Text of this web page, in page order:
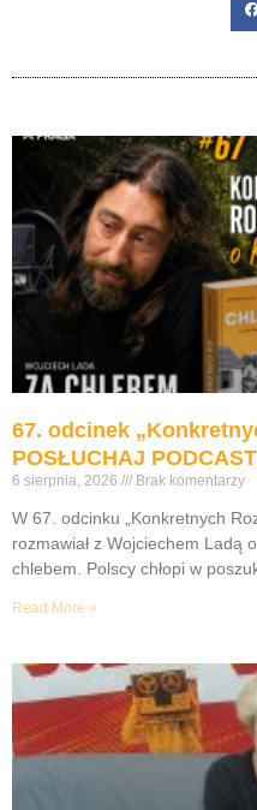
67. odcinek
POSŁUCHAJ
6 sierpnia, 2026 Brak komentarzy
W 67. odcinku „Konkretnych
rozmawiał z Wojciechem Ladą
chlebem. Polscy chłopi w
Read More »